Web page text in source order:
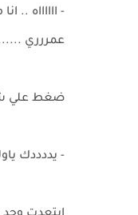
- ااااااه
عمررري
ضغط علي
- يددددك ياولد